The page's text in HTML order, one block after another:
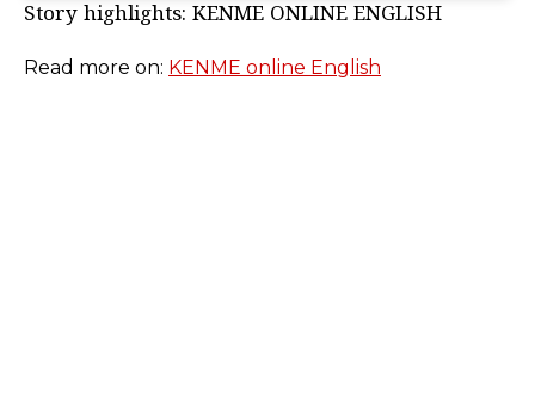
Story highlights: KENME ONLINE ENGLISH
Read more on: KENME online English